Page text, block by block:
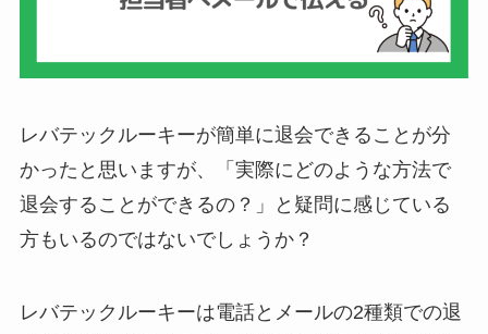
レバテックルーキーが簡単に退会できることが分
かったと思いますが、「実際にどのような方法で
退会することができるの？」と疑問に感じている
方もいるのではないでしょうか？
レバテックルーキーは電話とメールの2種類での退